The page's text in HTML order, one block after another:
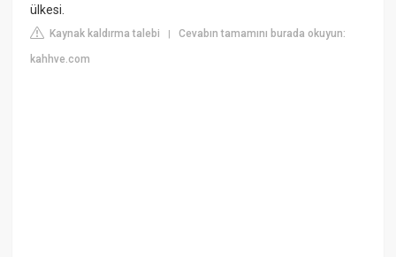
ülkesi.
Kaynak kaldırma talebi |Cevabın tamamını burada okuyun:
kahhve.com